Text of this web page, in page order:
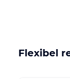
Flexibel